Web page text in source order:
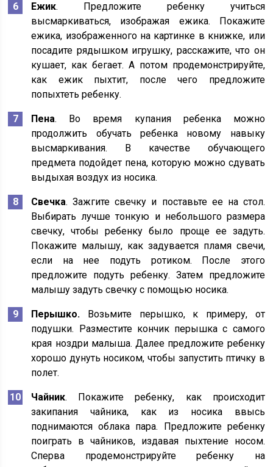
Ежик. Предложите ребенку учиться
высмаркиваться, изображая ежика. Покажите
ежика, изображенного на картинке в книжке, или
посадите рядышком игрушку, расскажите, что он
кушает, как бегает. А потом продемонстрируйте,
как ежик пыхтит, после чего предложите
попыхтеть ребенку.
Пена. Во время купания ребенка можно
продолжить обучать ребенка новому навыку
высмаркивания. В качестве обучающего
предмета подойдет пена, которую можно сдувать
выдыхая воздух из носика.
Свечка. Зажгите свечку и поставьте ее на стол.
Выбирать лучше тонкую и небольшого размера
свечку, чтобы ребенку было проще ее задуть.
Покажите малышу, как задувается пламя свечи,
если на нее подуть ротиком. После этого
предложите подуть ребенку. Затем предложите
малышу задуть свечку с помощью носика.
Перышко. Возьмите перышко, к примеру, от
подушки. Разместите кончик перышка с самого
края ноздри малыша. Далее предложите ребенку
хорошо дунуть носиком, чтобы запустить птичку в
полет.
Чайник. Покажите ребенку, как происходит
закипания чайника, как из носика ввысь
поднимаются облака пара. Предложите ребенку
поиграть в чайников, издавая пыхтение носом.
Сперва продемонстрируйте ребенку на